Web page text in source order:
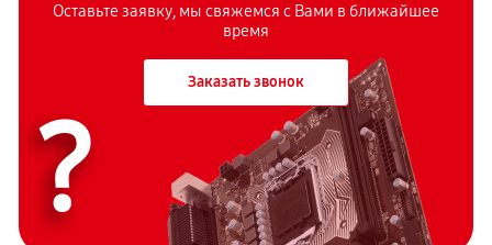
Оставьте заявку, мы свяжемся с Вами в ближайшее
время
Заказать звонок
?